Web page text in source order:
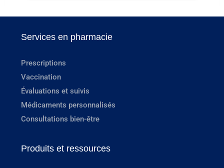
Services en pharmacie
Prescriptions
Vaccination
Évaluations et suivis
Médicaments personnalisés
Consultations bien-être
Produits et ressources